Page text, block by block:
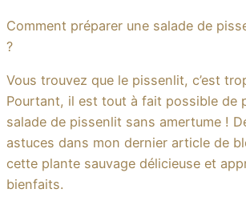
Comment préparer une salade de
?
Vous trouvez que le pissenlit, c’est
Pourtant, il est tout à fait possible de
salade de pissenlit sans amertume !
astuces dans mon dernier article de
cette plante sauvage délicieuse et
bienfaits.